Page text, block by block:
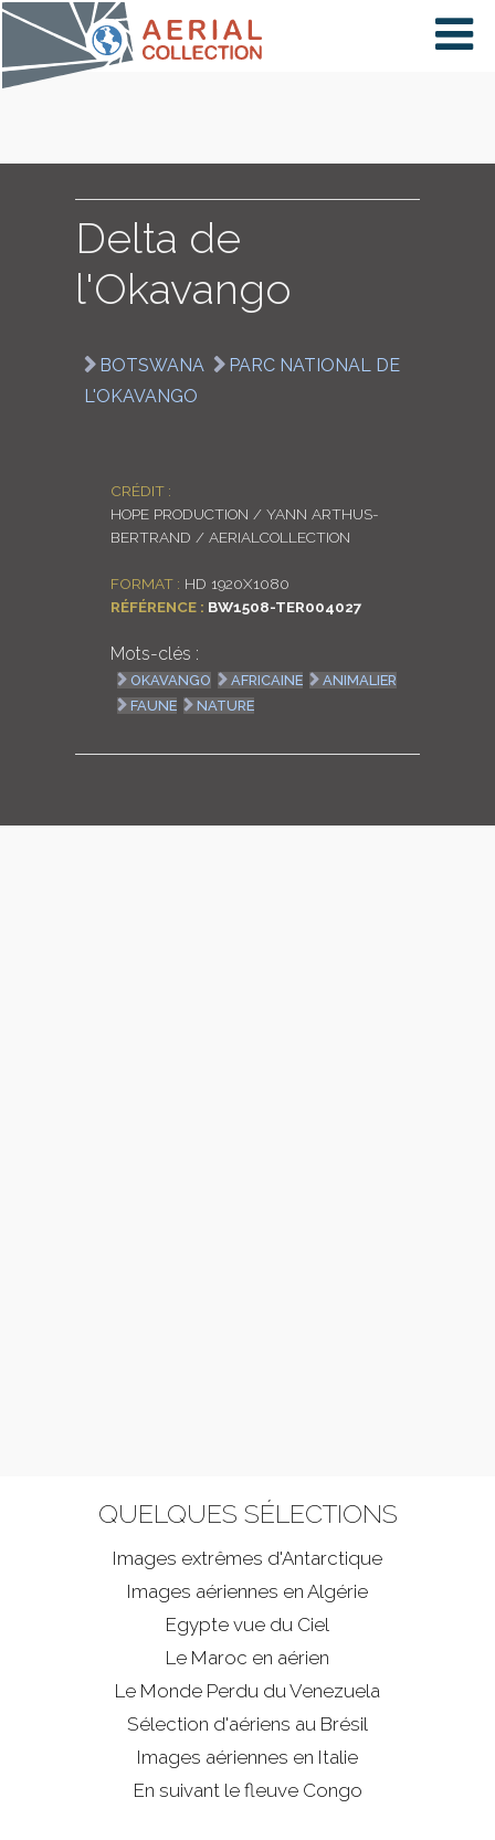
×
COLLECTIONS
Delta de
l'Okavango
BOTSWANA
PARC NATIONAL DE
L'OKAVANGO
CRÉDIT :
HOPE PRODUCTION / YANN ARTHUS-
BERTRAND / AERIALCOLLECTION
FORMAT : HD 1920X1080
RÉFÉRENCE : BW1508-TER004027
Mots-clés :
OKAVANGO AFRICAINE
ANIMALIER
FAUNE
NATURE
QUELQUES SÉLECTIONS
Images extrêmes d'Antarctique
Images aériennes en Algérie
Egypte vue du Ciel
Le Maroc en aérien
Le Monde Perdu du Venezuela
Sélection d'aériens au Brésil
Images aériennes en Italie
En suivant le fleuve Congo